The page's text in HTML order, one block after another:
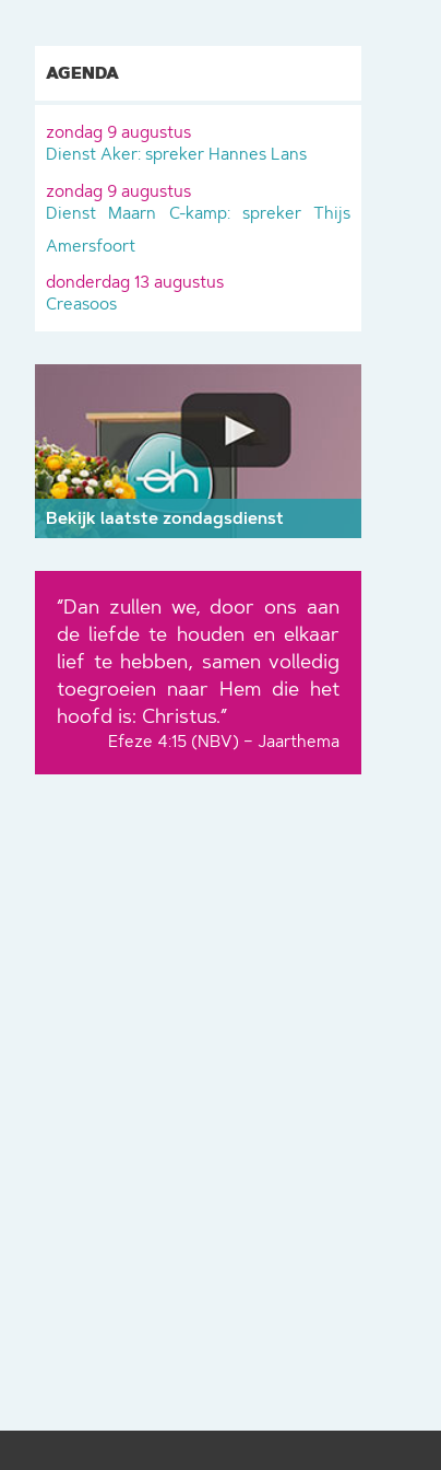
AGENDA
zondag 9 augustus
Dienst Aker: spreker Hannes Lans
zondag 9 augustus
Dienst Maarn C-kamp: spreker Thijs
Amersfoort
donderdag 13 augustus
Creasoos
Bekijk laatste zondagsdienst
“Dan zullen we, door ons aan
de liefde te houden en elkaar
lief te hebben, samen volledig
toegroeien naar Hem die het
hoofd is: Christus.”
Efeze 4:15 (NBV) – Jaarthema